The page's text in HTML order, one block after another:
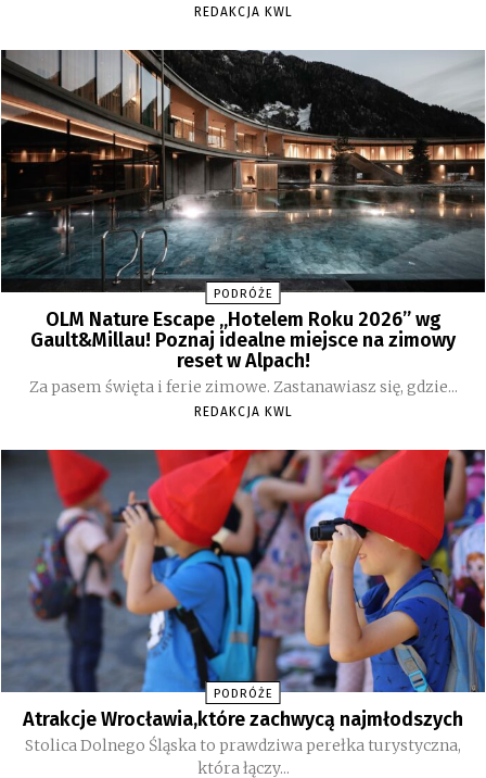
REDAKCJA KWL
PODRÓŻE
OLM Nature Escape „Hotelem Roku 2026” wg
Gault&Millau! Poznaj idealne miejsce na zimowy
reset w Alpach!
Za pasem święta i ferie zimowe. Zastanawiasz się, gdzie...
REDAKCJA KWL
PODRÓŻE
Atrakcje Wrocławia,które zachwycą najmłodszych
Stolica Dolnego Śląska to prawdziwa perełka turystyczna,
która łączy...